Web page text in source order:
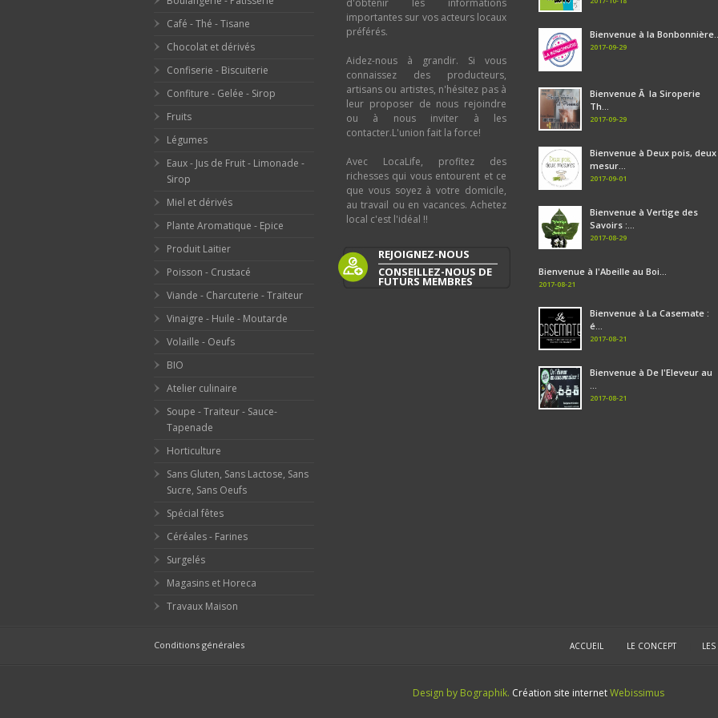
Café - Thé - Tisane
Chocolat et dérivés
Confiserie - Biscuiterie
Confiture - Gelée - Sirop
Fruits
Légumes
Eaux - Jus de Fruit - Limonade -
Sirop
Miel et dérivés
Plante Aromatique - Epice
Produit Laitier
Poisson - Crustacé
Viande - Charcuterie - Traiteur
Vinaigre - Huile - Moutarde
Volaille - Oeufs
BIO
Atelier culinaire
Soupe - Traiteur - Sauce-
Tapenade
Horticulture
Sans Gluten, Sans Lactose, Sans
Sucre, Sans Oeufs
Spécial fêtes
Céréales - Farines
Surgelés
Magasins et Horeca
Travaux Maison
d'obtenir les informations
importantes sur vos acteurs locaux
préférés.
Aidez-nous à grandir. Si vous
connaissez des producteurs,
artisans ou artistes, n'hésitez pas à
leur proposer de nous rejoindre
ou à nous inviter à les
contacter.L'union fait la force!
Avec LocaLife, profitez des
richesses qui vous entourent et ce
que vous soyez à votre domicile,
au travail ou en vacances. Achetez
local c'est l'idéal !!
REJOIGNEZ-NOUS
CONSEILLEZ-NOUS DE
FUTURS MEMBRES
Bienvenue à la
2017-09-29
Bienvenue Ã la Siroperie
Th...
2017-09-29
Bienvenue à Deux pois, deux
mesur...
2017-09-01
Bienvenue à Vertige des
Savoirs :...
2017-08-29
Bienvenue à l'Abeille au Boi...
2017-08-21
Bienvenue à La Casemate :
é...
2017-08-21
Bienvenue à De l'Eleveur au
...
2017-08-21
Conditions générales ACCUEIL LE CONCEPT
Design by Bographik. Création site internetWebissimus